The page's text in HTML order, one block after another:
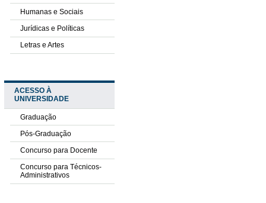
Humanas e Sociais
Jurídicas e Políticas
Letras e Artes
ACESSO À
UNIVERSIDADE
Graduação
Pós-Graduação
Concurso para Docente
Concurso para Técnicos-
Administrativos